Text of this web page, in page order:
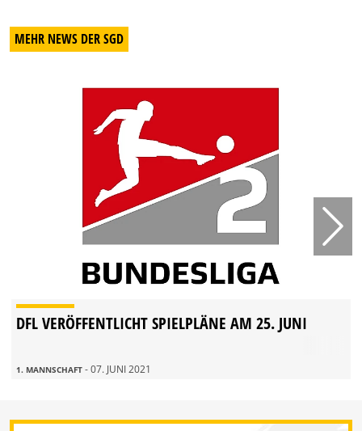
MEHR NEWS DER SGD
DFL VERÖFFENTLICHT SPIELPLÄNE AM 25. JUNI
1. MANNSCHAFT - 07. JUNI 2021